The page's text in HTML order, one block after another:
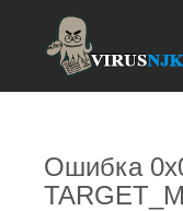
Ошибка